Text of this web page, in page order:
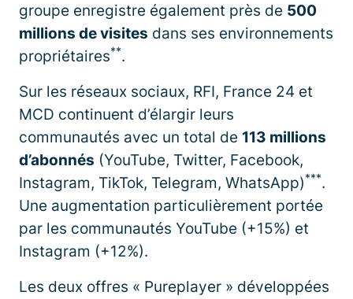
groupe enregistre également près de 500
millions de visites dans ses environnements
propriétaires**.
Sur les réseaux sociaux, RFI, France 24 et
MCD continuent d’élargir leurs
communautés avec un total de 113 millions
d’abonnés (YouTube, Twitter, Facebook,
Instagram, TikTok, Telegram, WhatsApp)***.
Une augmentation particulièrement portée
par les communautés YouTube (+15%) et
Instagram (+12%).
Les deux offres « Pureplayer » développées